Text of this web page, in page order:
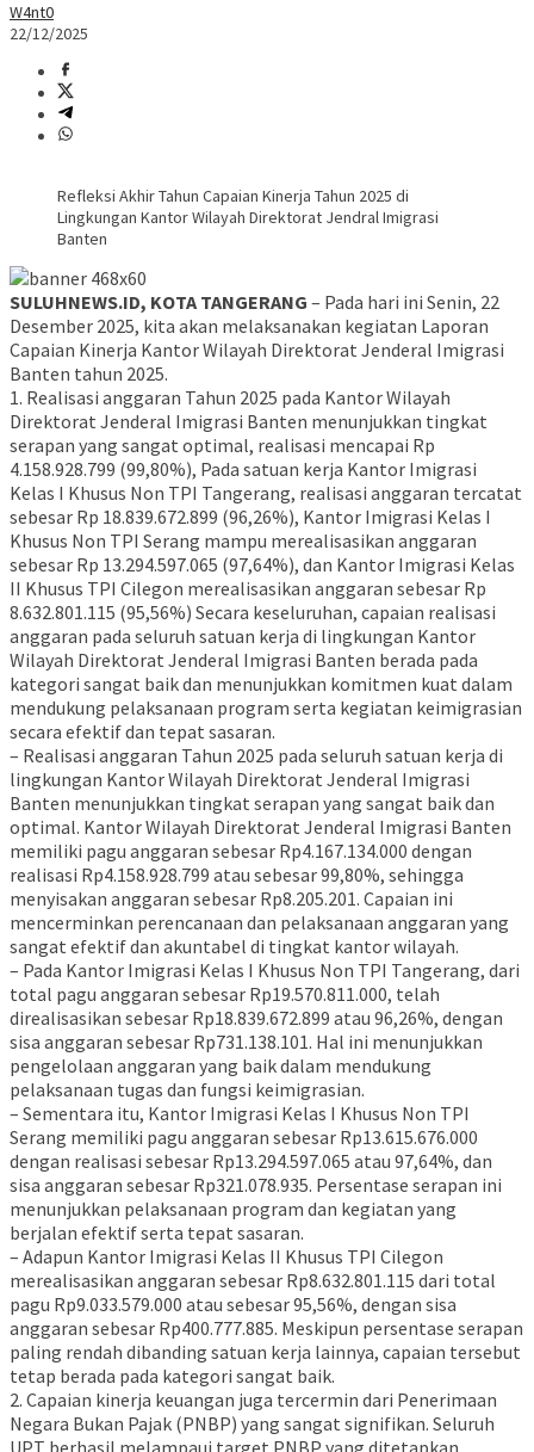
W4nt0
22/12/2025
Refleksi Akhir Tahun Capaian Kinerja Tahun 2025 di
Lingkungan Kantor Wilayah Direktorat Jendral Imigrasi
Banten
SULUHNEWS.ID, KOTA TANGERANG – Pada hari ini Senin, 22
Desember 2025, kita akan melaksanakan kegiatan Laporan
Capaian Kinerja Kantor Wilayah Direktorat Jenderal Imigrasi
Banten tahun 2025.
1. Realisasi anggaran Tahun 2025 pada Kantor Wilayah
Direktorat Jenderal Imigrasi Banten menunjukkan tingkat
serapan yang sangat optimal, realisasi mencapai Rp
4.158.928.799 (99,80%), Pada satuan kerja Kantor Imigrasi
Kelas I Khusus Non TPI Tangerang, realisasi anggaran tercatat
sebesar Rp 18.839.672.899 (96,26%), Kantor Imigrasi Kelas I
Khusus Non TPI Serang mampu merealisasikan anggaran
sebesar Rp 13.294.597.065 (97,64%), dan Kantor Imigrasi Kelas
II Khusus TPI Cilegon merealisasikan anggaran sebesar Rp
8.632.801.115 (95,56%) Secara keseluruhan, capaian realisasi
anggaran pada seluruh satuan kerja di lingkungan Kantor
Wilayah Direktorat Jenderal Imigrasi Banten berada pada
kategori sangat baik dan menunjukkan komitmen kuat dalam
mendukung pelaksanaan program serta kegiatan keimigrasian
secara efektif dan tepat sasaran.
– Realisasi anggaran Tahun 2025 pada seluruh satuan kerja di
lingkungan Kantor Wilayah Direktorat Jenderal Imigrasi
Banten menunjukkan tingkat serapan yang sangat baik dan
optimal. Kantor Wilayah Direktorat Jenderal Imigrasi Banten
memiliki pagu anggaran sebesar Rp4.167.134.000 dengan
realisasi Rp4.158.928.799 atau sebesar 99,80%, sehingga
menyisakan anggaran sebesar Rp8.205.201. Capaian ini
mencerminkan perencanaan dan pelaksanaan anggaran yang
sangat efektif dan akuntabel di tingkat kantor wilayah.
– Pada Kantor Imigrasi Kelas I Khusus Non TPI Tangerang, dari
total pagu anggaran sebesar Rp19.570.811.000, telah
direalisasikan sebesar Rp18.839.672.899 atau 96,26%, dengan
sisa anggaran sebesar Rp731.138.101. Hal ini menunjukkan
pengelolaan anggaran yang baik dalam mendukung
pelaksanaan tugas dan fungsi keimigrasian.
– Sementara itu, Kantor Imigrasi Kelas I Khusus Non TPI
Serang memiliki pagu anggaran sebesar Rp13.615.676.000
dengan realisasi sebesar Rp13.294.597.065 atau 97,64%, dan
sisa anggaran sebesar Rp321.078.935. Persentase serapan ini
menunjukkan pelaksanaan program dan kegiatan yang
berjalan efektif serta tepat sasaran.
– Adapun Kantor Imigrasi Kelas II Khusus TPI Cilegon
merealisasikan anggaran sebesar Rp8.632.801.115 dari total
pagu Rp9.033.579.000 atau sebesar 95,56%, dengan sisa
anggaran sebesar Rp400.777.885. Meskipun persentase serapan
paling rendah dibanding satuan kerja lainnya, capaian tersebut
tetap berada pada kategori sangat baik.
2. Capaian kinerja keuangan juga tercermin dari Penerimaan
Negara Bukan Pajak (PNBP) yang sangat signifikan. Seluruh